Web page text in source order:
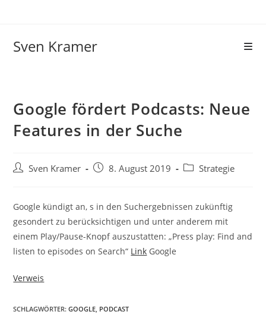
Sven Kramer
Google fördert Podcasts: Neue
Features in der Suche
Sven Kramer 8. August 2019 Strategie
Google kündigt an, s in den Suchergebnissen zukünftig
gesondert zu berücksichtigen und unter anderem mit
einem Play/Pause-Knopf auszustatten: „Press play: Find and
listen to episodes on Search“ Link Google
Verweis
SCHLAGWÖRTER:GOOGLE, PODCAST